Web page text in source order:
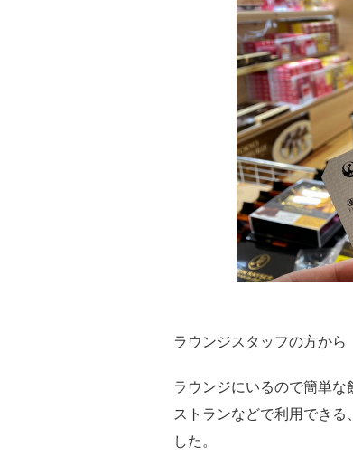
ラウンジスタッフの方から
ラウンジにいるので簡単
ストランなどで利用でき
した。